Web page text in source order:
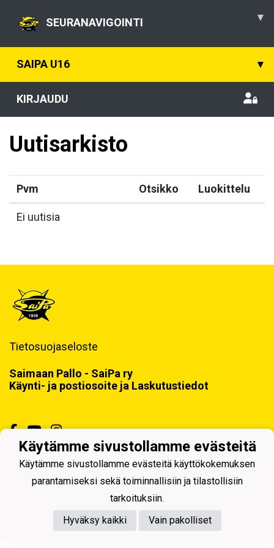
SEURANAVIGOINTI ▾
SAIPA U16 ▾
KIRJAUDU
Uutisarkisto
Pvm Otsikko Luokittelu
Ei uutisia
Tietosuojaseloste
Saimaan Pallo - SaiPa ry
Käynti- ja postiosoite ja Laskutustiedot
Powered by
Käytämme sivustollamme evästeitä
Käytämme sivustollamme evästeitä käyttökokemuksen
parantamiseksi sekä toiminnallisiin ja tilastollisiin
tarkoituksiin.
Hyväksy kaikki
Vain pakolliset